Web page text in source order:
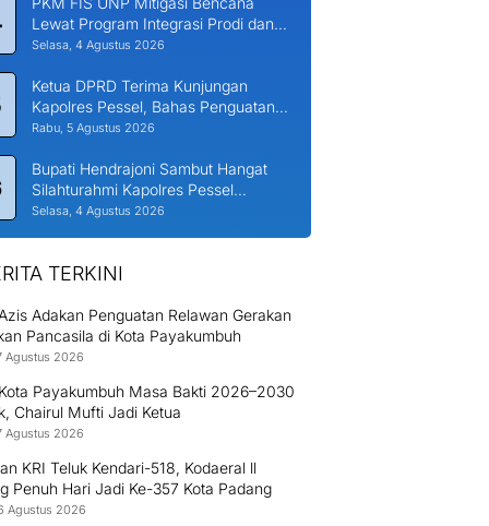
Lewat Program Integrasi Prodi dan
Nagari di Padang Laweh Malalo
Selasa, 4 Agustus 2026
Ketua DPRD Terima Kunjungan
Kapolres Pessel, Bahas Penguatan
Kerjasama Hankamtibmas
Rabu, 5 Agustus 2026
Bupati Hendrajoni Sambut Hangat
Silahturahmi Kapolres Pessel
Bersama PJU
Selasa, 4 Agustus 2026
TERKINI
Adakan Penguatan Relawan Gerakan
Pancasila di Kota Payakumbuh
Agustus 2026
Payakumbuh Masa Bakti 2026–2030
Chairul Mufti Jadi Ketua
Agustus 2026
KRI Teluk Kendari-518, Kodaeral ll
Penuh Hari Jadi Ke-357 Kota Padang
Agustus 2026